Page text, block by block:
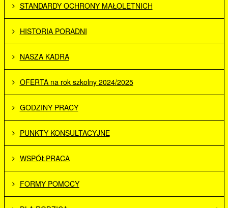
STANDARDY OCHRONY MAŁOLETNICH
HISTORIA PORADNI
NASZA KADRA
OFERTA na rok szkolny 2024/2025
GODZINY PRACY
PUNKTY KONSULTACYJNE
WSPÓŁPRACA
FORMY POMOCY